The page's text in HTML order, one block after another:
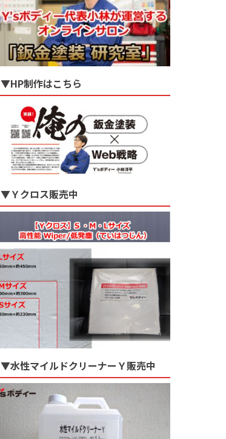
▼HP制作はこちら
▼Ｙクロス販売中
▼水性マイルドクリーナーＹ販売中